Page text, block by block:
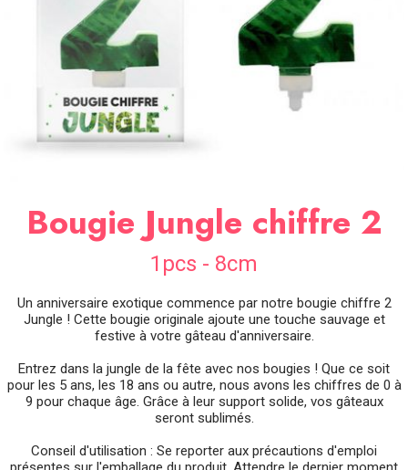
OCCASIONS
SPÉCIALES
SALLE
Bougie Jungle chiffre 2
1pcs - 8cm
Un anniversaire exotique commence par notre bougie chiffre 2
Jungle ! Cette bougie originale ajoute une touche sauvage et
festive à votre gâteau d'anniversaire.
Entrez dans la jungle de la fête avec nos bougies ! Que ce soit
pour les 5 ans, les 18 ans ou autre, nous avons les chiffres de 0 à
9 pour chaque âge. Grâce à leur support solide, vos gâteaux
seront sublimés.
Conseil d'utilisation : Se reporter aux précautions d'emploi